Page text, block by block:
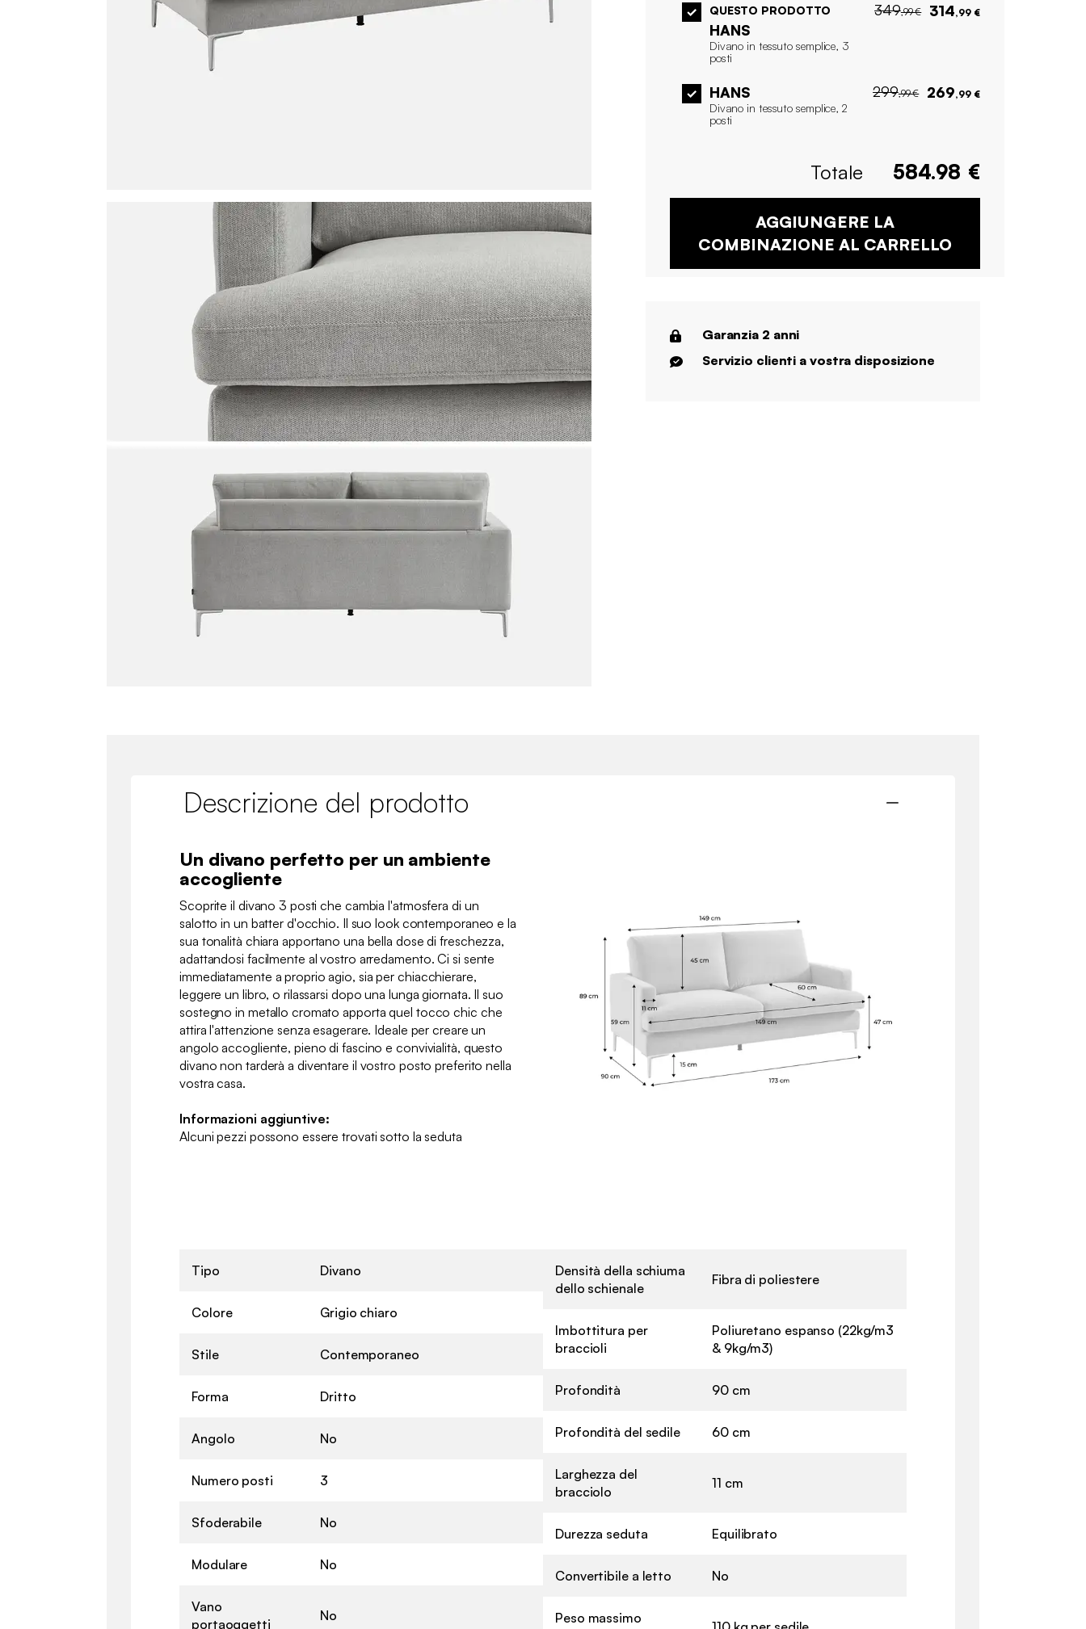
QUESTO PRODOTTO
HANS
Divano in tessuto semplice, 3
posti
349,99 € 314,99 €
HANS
Divano in tessuto semplice, 2
posti
299,99 € 269,99 €
Totale 584.98 €
AGGIUNGERE LA
COMBINAZIONE AL CARRELLO
Garanzia 2 anni
Servizio clienti a vostra disposizione
Descrizione del prodotto
Un divano perfetto per un ambiente
accogliente
Scoprite il divano 3 posti che cambia l'atmosfera di un
salotto in un batter d'occhio. Il suo look contemporaneo e la
sua tonalità chiara apportano una bella dose di freschezza,
adattandosi facilmente al vostro arredamento. Ci si sente
immediatamente a proprio agio, sia per chiacchierare,
leggere un libro, o rilassarsi dopo una lunga giornata. Il suo
sostegno in metallo cromato apporta quel tocco chic che
attira l'attenzione senza esagerare. Ideale per creare un
angolo accogliente, pieno di fascino e convivialità, questo
divano non tarderà a diventare il vostro posto preferito nella
vostra casa.
Informazioni aggiuntive:
Alcuni pezzi possono essere trovati sotto la seduta
Tipo Divano
Colore Grigio chiaro
Stile Contemporaneo
Forma Dritto
Angolo No
Numero posti 3
Sfoderabile No
Modulare No
Vano
portaoggetti
No
Densità della schiuma
dello schienale
Fibra di poliestere
Imbottitura per
braccioli
Poliuretano espanso (22kg/m3
& 9kg/m3)
Profondità 90 cm
Profondità del sedile 60 cm
Larghezza del
bracciolo
11 cm
Durezza seduta Equilibrato
Convertibile a letto No
Peso massimo